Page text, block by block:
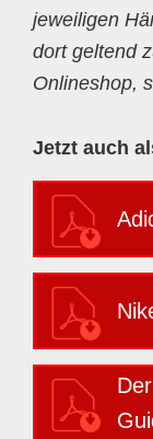
jeweiligen
dort geltend
Onlineshop,
Jetzt auch